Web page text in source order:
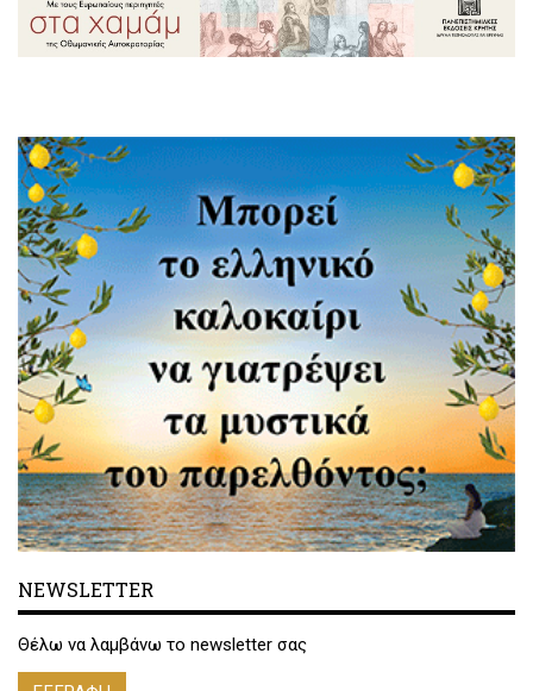
NEWSLETTER
Θέλω να λαμβάνω το newsletter σας